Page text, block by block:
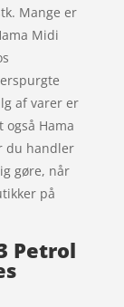
Mange er
Midi
af varer er
Hama
du handler
gøre, når
på
Petrol